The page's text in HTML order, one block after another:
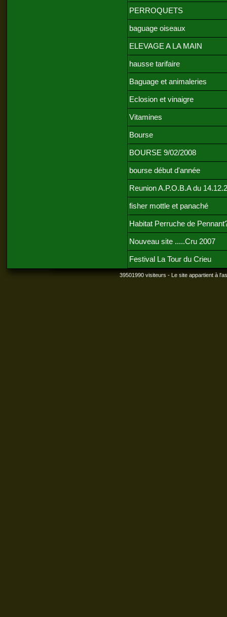
PERROQUETS
baguage oiseaux
ELEVAGE A LA MAIN
hausse tarifaire
Baguage et animaleries
Eclosion et vinaigre
Vitamines
Bourse
BOURSE 9/02/2008
bourse début d'année
Reunion A.P.O.B.A du
fisher mottle et panaché
Habitat Perruche de
Nouveau site .....Cru 2007
Festival La Tour du Crieu
39501990 visiteurs - Le site appartient à